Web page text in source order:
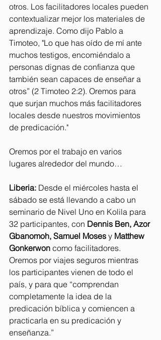
otros. Los facilitadores locales pueden
contextualizar mejor los materiales de
aprendizaje. Como dijo Pablo a
Timoteo, "Lo que has oído de mí ante
muchos testigos, encomiéndalo a
personas dignas de confianza que
también sean capaces de enseñar a
otros” (2 Timoteo 2:2). Oremos para
que surjan muchos más facilitadores
locales desde nuestros movimientos
de predicación."
Oremos por el trabajo en varios
lugares alrededor del mundo…
Liberia: Desde el miércoles hasta el
sábado se está llevando a cabo un
seminario de Nivel Uno en Kolila para
32 participantes, con Dennis Ben, Azor
Gbanomoh, Samuel Moses y Matthew
Gonkerwon como facilitadores.
Oremos por viajes seguros mientras
los participantes vienen de todo el
país, y para que “comprendan
completamente la idea de la
predicación bíblica y comiencen a
practicarla en su predicación y
enseñanza.”